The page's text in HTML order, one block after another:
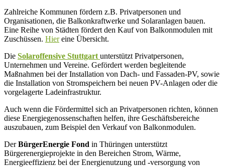
Zahlreiche Kommunen fördern z.B. Privatpersonen und
Organisationen, die Balkonkraftwerke und Solaranlagen bauen.
Eine Reihe von Städten fördert den Kauf von Balkonmodulen mit
Zuschüssen. Hiereine Übersicht.
Die Solaroffensive Stuttgart unterstützt Privatpersonen,
Unternehmen und Vereine. Gefördert werden begleitende
Maßnahmen bei der Installation von Dach- und Fassaden-PV, sowie
die Installation von Stromspeichern bei neuen PV-Anlagen oder die
vorgelagerte Ladeinfrastruktur.
Auch wenn die Fördermittel sich an Privatpersonen richten, können
diese Energiegenossenschaften helfen, ihre Geschäftsbereiche
auszubauen, zum Beispiel den Verkauf von Balkonmodulen.
DerBürgerEnergie Fond in Thüringen unterstützt
Bürgerenergieprojekte in den Bereichen Strom, Wärme,
Energieeffizienz bei der Energienutzung und -versorgung von